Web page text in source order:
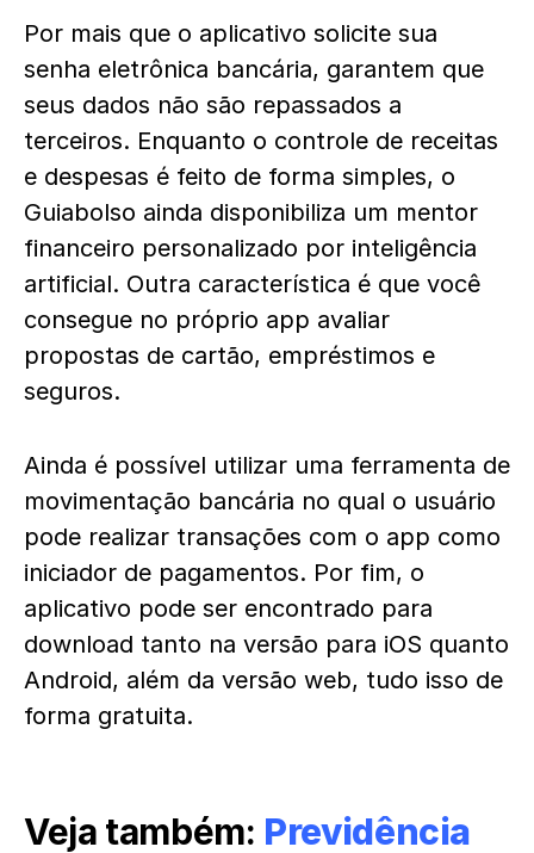
Por mais que o aplicativo solicite sua
senha eletrônica bancária, garantem que
seus dados não são repassados a
terceiros. Enquanto o controle de receitas
e despesas é feito de forma simples, o
Guiabolso ainda disponibiliza um mentor
financeiro personalizado por inteligência
artificial. Outra característica é que você
consegue no próprio app avaliar
propostas de cartão, empréstimos e
seguros.
Ainda é possível utilizar uma ferramenta de
movimentação bancária no qual o usuário
pode realizar transações com o app como
iniciador de pagamentos. Por fim, o
aplicativo pode ser encontrado para
download tanto na versão para iOS quanto
Android, além da versão web, tudo isso de
forma gratuita.
Veja também: Previdência